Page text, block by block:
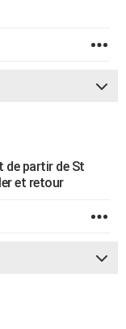
de partir de St
et retour